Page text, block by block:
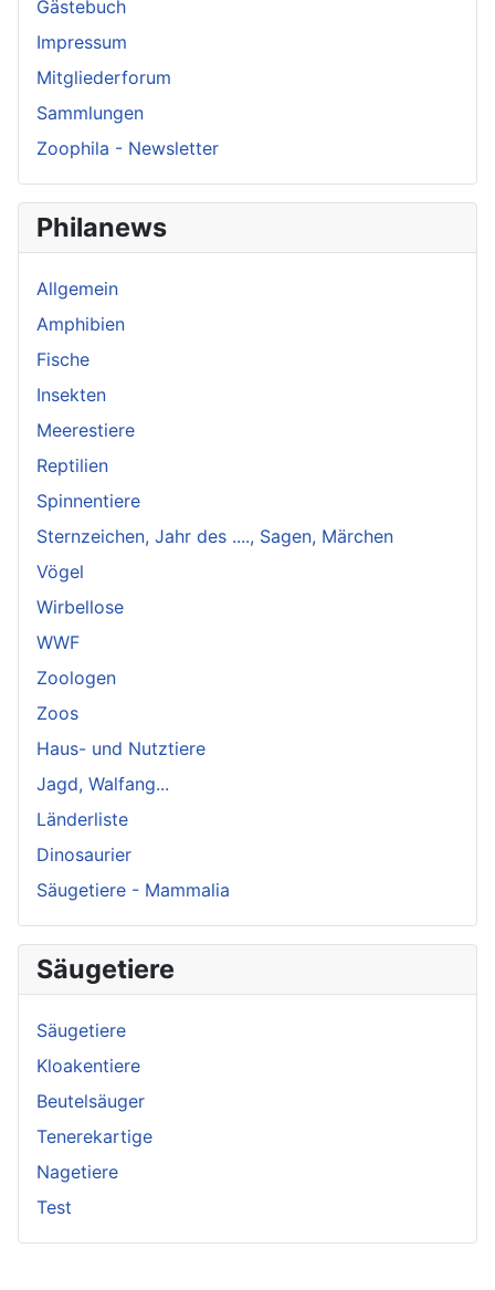
Gästebuch
Impressum
Mitgliederforum
Sammlungen
Zoophila - Newsletter
Philanews
Allgemein
Amphibien
Fische
Insekten
Meerestiere
Reptilien
Spinnentiere
Sternzeichen, Jahr des ...., Sagen, Märchen
Vögel
Wirbellose
WWF
Zoologen
Zoos
Haus- und Nutztiere
Jagd, Walfang...
Länderliste
Dinosaurier
Säugetiere - Mammalia
Säugetiere
Säugetiere
Kloakentiere
Beutelsäuger
Tenerekartige
Nagetiere
Test